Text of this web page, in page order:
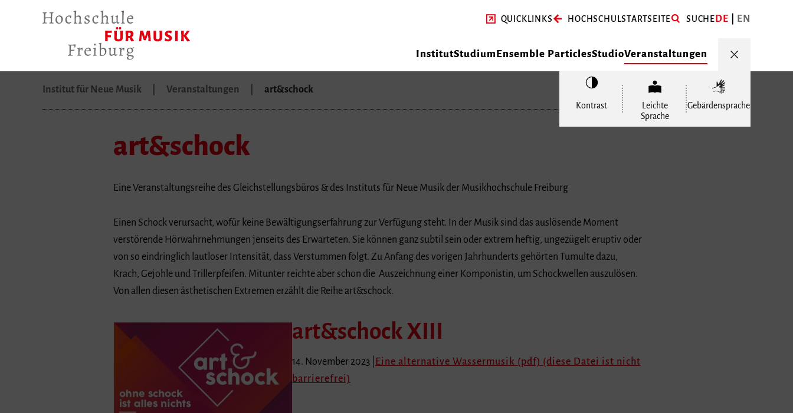
QUICKLINKS HOCHSCHULSTARTSEITE SUCHEDE EN
InstitutStudiumEnsemble ParticlesStudioVeranstaltungen
Kontrast
Leichte
Sprache
Gebärdensprache
Institut für Neue Musik Veranstaltungen art&schock
art&schock
Eine Veranstaltungsreihe des Gleichstellungsbüros & des Instituts für Neue Musik der Musikhochschule Freiburg
Einen Schock verursacht, wofür keine Bewältigungserfahrung zur Verfügung steht. In der Musik sind das auslösende Moment
verstörende Hörwahrnehmungen jenseits des Erwarteten. Sie können ganz subtil sein oder extrem heftig, ungezügelt eruptiv oder
von so eindringlich lautloser Intensität, dass Verstummen folgt. Zu Anfang des vorigen Jahrhunderts gehörten Tumulte dazu,
Krach, Gejohle und Trillerpfeifen. Mitunter reichte aber schon die Auszeichnung einer Komponistin, um Schockwellen auszulösen.
Von allen diesen ästhetischen Extremen erzählt die Reihe art&schock.
art&schock XIII
14. November 2023 |
Eine alternative Wassermusik (pdf) (diese Datei ist nicht
barrierefrei)